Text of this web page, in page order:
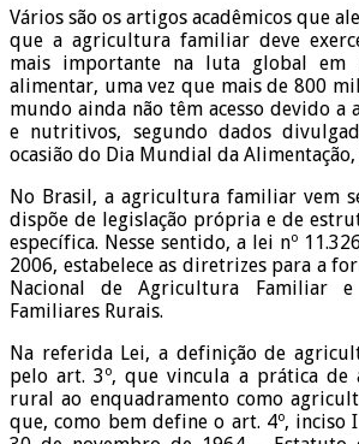
Vários são os artigos acadêmicos que
que a agricultura familiar deve
mais importante na luta global em
alimentar, uma vez que mais de 800
mundo ainda não têm acesso devido a
e nutritivos, segundo dados
ocasião do Dia Mundial da Alimentação,
No Brasil, a agricultura familiar vem
dispõe de legislação própria e de
específica. Nesse sentido, a lei nº
2006, estabelece as diretrizes para a
Nacional de Agricultura Familiar e
Familiares Rurais.
Na referida Lei, a definição de
pelo art. 3º, que vincula a prática de
rural ao enquadramento como
que, como bem define o art. 4º, inciso